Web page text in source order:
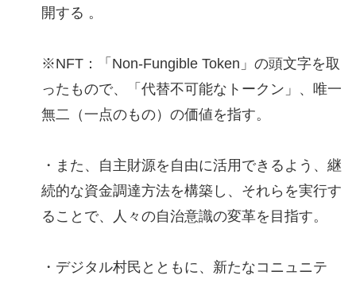
開する 。
※NFT：「Non-Fungible Token」の頭文字を取
ったもので、「代替不可能なトークン」、唯一
無二（一点のもの）の価値を指す。
・また、自主財源を自由に活用できるよう、継
続的な資金調達方法を構築し、それらを実行す
ることで、人々の自治意識の変革を目指す。
・デジタル村民とともに、新たなコニュニテ